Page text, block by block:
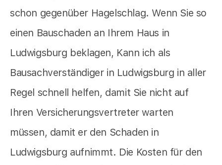
schon gegenüber Hagelschlag. Wenn Sie so
einen Bauschaden an Ihrem Haus in
Ludwigsburg beklagen, Kann ich als
Bausachverständiger in Ludwigsburg in aller
Regel schnell helfen, damit Sie nicht auf
Ihren Versicherungsvertreter warten
müssen, damit er den Schaden in
Ludwigsburg aufnimmt. Die Kosten für den